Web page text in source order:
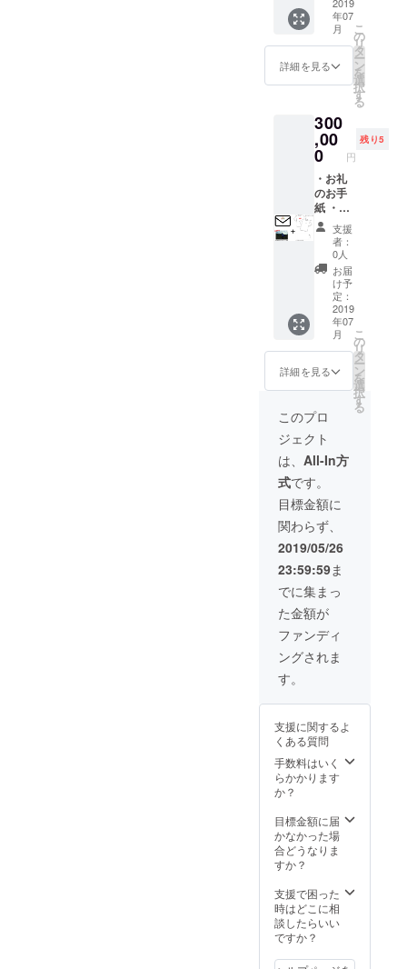
をご記
載くだ
【デザ
イ
ン】：A
【サイ
ズ】：
120cm,
140cm,
160cm,
S,M,L,X
L
120cm,
140cm,
160cm,
S,M,L,X
L
色んな
野菜を
楽しん
で頂け
るよう
セレク
頂きま
す！
（レタ
ス・ほ
うれん
草・小
松菜・
スイス
チャー
ド・
ズッ
キー
ニ・オ
クラ・
トマ
ト・
じゃが
いも・
白菜・
人参・
きゅう
り・わ
さび
菜・ブ
ロッコ
リー
etc,,,）
7月/10
月/12
月/2月
に4回お
届け
（収穫
時期や
天候で
多少の
ズレが
りあま
野菜の
お届け
スケ
ジュー
ン使用
方法、
説明事
時送ら
せて頂
きま
す。
欄に枚
一緒に
送らせ
て頂き
ます。
・旬な
お野菜
セット6
回 お野
菜6~10
種類
（量は
種類に
よりグ
ラム数
が変わ
るため
変動致
しま
す。）
色んな
野菜を
楽しん
で頂け
るよう
セレク
らせて
頂きま
す！
（レタ
ス・ほ
うれん
草・小
松菜・
スイス
チャー
ド・
ズッ
キー
ニ・オ
クラ・
トマ
ト・
じゃが
大根・
きゅう
り・わ
さび
菜・ブ
etc,,,）
7月/10
月/12
に6回お
届け
（収穫
時期や
多少の
草・小
松菜・
スイス
チャー
ド・
ズッ
クラ・
トマ
ト・
じゃが
いも・
白菜・
大根・
人参・
きゅう
り・わ
さび
菜・ブ
ロッコ
リー
etc,,,）
（収穫
時期や
天候で
多少の
出る場
合があ
りあま
す） ※
野菜の
お届け
スケ
ジュー
ル、説
明事項
の詳細
も随時
送らせ
て頂き
ます。
3枚(タ
オルデ
ザイン
は変更
になる
場合も
500円割
引クー
ポン 10
枚（お
野菜
キュー
ピット
サイト
内で使
用可
能）
クーポ
ンコー
ドを送
らせて
頂きま
す。 サ
イト購
入時に
ンコー
ドを打
ち込め
るよう
になっ
ていま
すので
そちら
へ入力
して下
さい。
入力方
法の説
明書を
一緒に
送らせ
て頂き
ます。
詰め合
セット
10回 お
野菜
6~10種
により
グラム
数が変
致しま
す。）
色んな
野菜を
で頂け
2019
年07
月
詳細を見る
こ
の
リ
タ
ー
ン
を
選
択
す
る
300
,00
0 円
残り5
・お礼
のお手
紙 ・オ
リジナ
ルTシャ
ツ 3枚
・オリ
ジナル
タオル
5枚(タ
オルデ
ザイン
は変更
になる
場合も
す) ・出
店手数
料月8%
特別プ
ラン(1
年間) 本
来毎月
16~18
%の売
り上げ
からの
販売手
数料が
掛かり
ます。
これを
サイト
リリー
発生し
の1年間
の間、
販売手
数料を
きま
す。
（例）
万円 ・
通常プ
ランの
場合
手数料
支援
者：
0人
お届
け予
定：
2019
年07
月
詳細を見る
こ
の
リ
タ
ー
ン
を
選
択
す
る
このプロ
ジェクト
は、 All-In方
式です。
目標金額に
関わらず、
2019/05/26
23:59:59ま
でに集まっ
た金額が
ファンディ
ングされま
す。
支援に関するよ
くある質問
手数料はいく
らかかります
か？
目標金額に届
かなかった場
合どうなりま
すか？
支援で困った
時はどこに相
談したらいい
ですか？